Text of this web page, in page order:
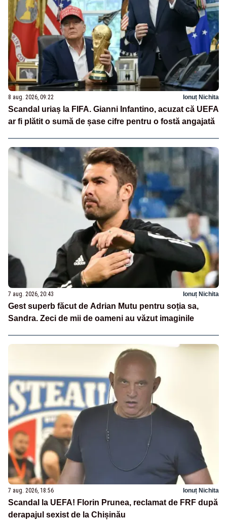
8 aug. 2026, 09:22 Ionuț Nichita
Scandal uriaș la FIFA. Gianni Infantino, acuzat că UEFA
ar fi plătit o sumă de șase cifre pentru o fostă angajată
7 aug. 2026, 20:43 Ionuț Nichita
Gest superb făcut de Adrian Mutu pentru soția sa,
Sandra. Zeci de mii de oameni au văzut imaginile
7 aug. 2026, 18:56 Ionuț Nichita
Scandal la UEFA! Florin Prunea, reclamat de FRF după
derapajul sexist de la Chișinău